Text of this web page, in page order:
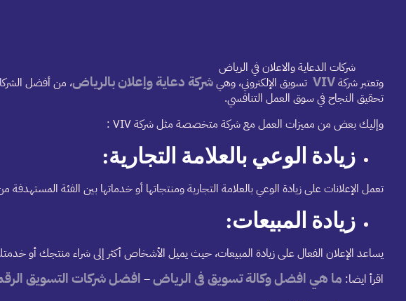
شركات الدعاية والاعلان في الرياض
وتعتبر شركةVIV تسويق الإلكتروني، وهيشركة دعاية وإعلان بالرياض، من أفضل
تحقيق النجاح في سوق العمل التنافسي.
وإليك بعض من مميزات العمل مع شركة متخصصة مثل شركة VIV :
زيادة الوعي بالعلامة التجارية:
تعمل الإعلانات على زيادة الوعي بالعلامة التجارية ومنتجاتها أو خدماتها بين الفئة
زيادة المبيعات:
يساعد الإعلان الفعال على زيادة المبيعات، حيث يميل الأشخاص أكثر إلى شراء منتجك أو
اقرأ ايضا: ما هي افضل وكالة تسويق فى الرياض– افضل شركات التسويق